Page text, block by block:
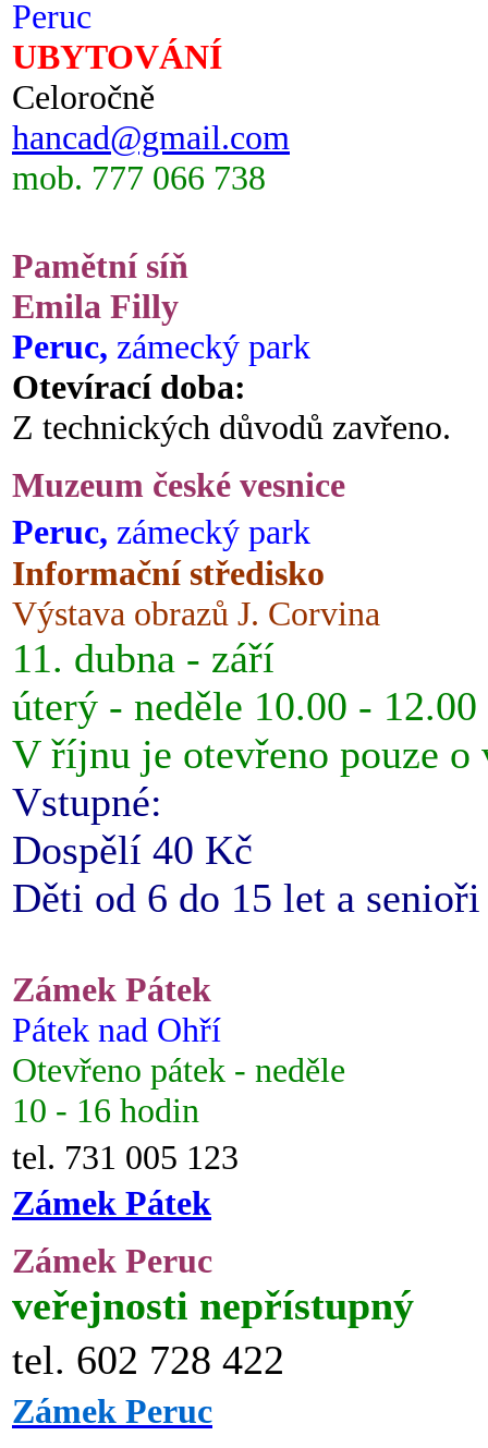
Peruc
UBYTOVÁNÍ
Celoročně
hancad@gmail.com
mob. 777 066 738
Pamětní síň
Emila Filly
Peruc, zámecký park
Otevírací doba:
Z technických důvodů zavřeno.
Muzeum české vesnice
Peruc, zámecký park
Informační středisko
Výstava obrazů J. Corvina
11. dubna - září
úterý - neděle 10.00 -
V říjnu je otevřeno pouze o
Vstupné:
Dospělí 40 Kč
Děti od 6 do 15 let a
Zámek Pátek
Pátek nad Ohří
Otevřeno pátek - neděle
10 - 16 hodin
tel. 731 005 123
Zámek Pátek
Zámek Peruc
veřejnosti nepřístupný
tel. 602 728 422
Zámek Peruc